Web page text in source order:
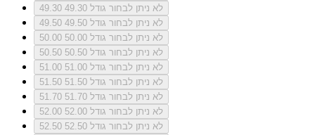
49.30
לא ניתן לבחור גודל 49.30
49.50
לא ניתן לבחור גודל 49.50
50.00
לא ניתן לבחור גודל 50.00
50.50
לא ניתן לבחור גודל 50.50
51.00
לא ניתן לבחור גודל 51.00
51.50
לא ניתן לבחור גודל 51.50
51.70
לא ניתן לבחור גודל 51.70
52.00
לא ניתן לבחור גודל 52.00
52.50
לא ניתן לבחור גודל 52.50